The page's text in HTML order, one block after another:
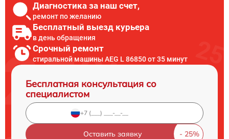
Диагностика за наш счет,
ремонт по желанию
Бесплатный выезд курьера
в день обращения
Срочный ремонт
стиральной машины AEG L 86850 от 35 минут
Бесплатная консультация со
специалистом
Оставить заявку